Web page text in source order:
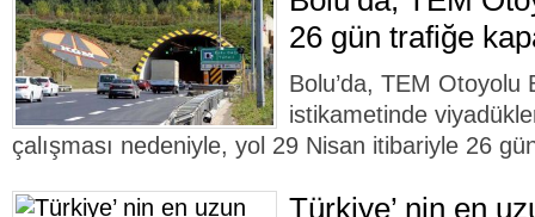
26 gün trafiğe
Bolu’da, TEM Otoyolu
istikametinde
çalışması nedeniyle, yol 29 Nisan itibariyle 26
Türkiye’ nin en